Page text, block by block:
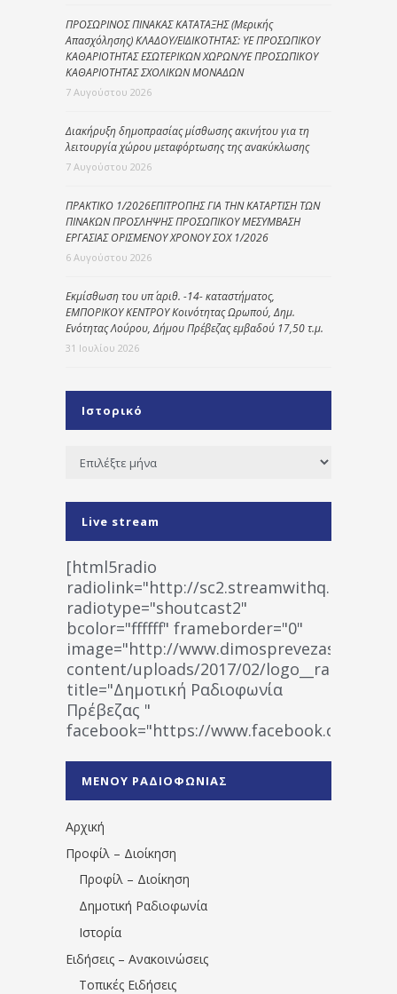
ΠΡΟΣΩΡΙΝΟΣ ΠΙΝΑΚΑΣ ΚΑΤΑΤΑΞΗΣ (Μερικής
Απασχόλησης) ΚΛΑΔΟΥ/ΕΙΔΙΚΟΤΗΤΑΣ: ΥΕ ΠΡΟΣΩΠΙΚΟΥ
ΚΑΘΑΡΙΟΤΗΤΑΣ ΕΣΩΤΕΡΙΚΩΝ ΧΩΡΩΝ/ΥΕ ΠΡΟΣΩΠΙΚΟΥ
ΚΑΘΑΡΙΟΤΗΤΑΣ ΣΧΟΛΙΚΩΝ ΜΟΝΑΔΩΝ
7 Αυγούστου 2026
Διακήρυξη δημοπρασίας μίσθωσης ακινήτου για τη
λειτουργία χώρου μεταφόρτωσης της ανακύκλωσης
7 Αυγούστου 2026
ΠΡΑΚΤΙΚΟ 1/2026ΕΠΙΤΡΟΠΗΣ ΓΙΑ ΤΗΝ ΚΑΤΑΡΤΙΣΗ ΤΩΝ
ΠΙΝΑΚΩΝ ΠΡΟΣΛΗΨΗΣ ΠΡΟΣΩΠΙΚΟΥ ΜΕΣΥΜΒΑΣΗ
ΕΡΓΑΣΙΑΣ ΟΡΙΣΜΕΝΟΥ ΧΡΟΝΟΥ ΣΟΧ 1/2026
6 Αυγούστου 2026
Εκμίσθωση του υπ΄ αριθ. -14- καταστήματος,
ΕΜΠΟΡΙΚΟΥ ΚΕΝΤΡΟΥ Κοινότητας Ωρωπού, Δημ.
Ενότητας Λούρου, Δήμου Πρέβεζας εμβαδού 17,50 τ.μ.
31 Ιουλίου 2026
Ιστορικό
Ιστορικό
Live stream
[html5radio
radiolink="http://
radiotype="shoutcast2"
bcolor="ffffff" frameborder="0"
image="http://www.dimosprevezas.gr/wp-
content/uploads/2017/02/
title="Δημοτική Ραδιοφωνία
Πρέβεζας "
facebook="https://www.facebook.com/
1531194763766854/" artist="" ]
ΜΕΝΟΥ ΡΑΔΙΟΦΩΝΙΑΣ
Αρχική
Προφίλ – Διοίκηση
Προφίλ – Διοίκηση
Δημοτική Ραδιοφωνία
Ιστορία
Ειδήσεις – Ανακοινώσεις
Τοπικές Ειδήσεις